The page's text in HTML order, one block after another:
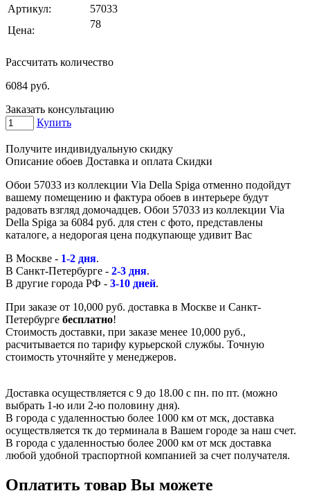
Артикул:
57033
Цена:
78
Рассчитать количество
6084 руб.
Заказать консультацию
Купить
Получите индивидуальную скидку
Описание обоев Доставка и оплата Скидки
Обои 57033 из коллекции Via Della Spiga отменно подойдут
вашему помещению и фактура обоев в интерьере будут
радовать взгляд домочадцев. Обои 57033 из коллекции Via
Della Spiga за 6084 руб. для стен с фото, представлены
каталоге, а недорогая цена подкупающе удивит Вас
В Москве - 1-2 дня.
В Санкт-Петербурге - 2-3 дня.
В другие города РФ - 3-10 дней.
При заказе от 10,000 руб. доставка в Москве и Санкт-
Петербурге бесплатно!
Стоимость доставки, при заказе менее 10,000 руб.,
расчитывается по тарифу курьерской службы. Точную
стоимость уточняйте у менеджеров.
Доставка осуществляется с 9 до 18.00 с пн. по пт. (можно
выбрать 1-ю или 2-ю половину дня).
В города с удаленностью более 1000 км от мск, доставка
осуществляется тк до терминала в Вашем городе за наш счет.
В города с удаленностью более 2000 км от мск доставка
любой удобной траспортной компанией за счет получателя.
Оплатить товар Вы можете